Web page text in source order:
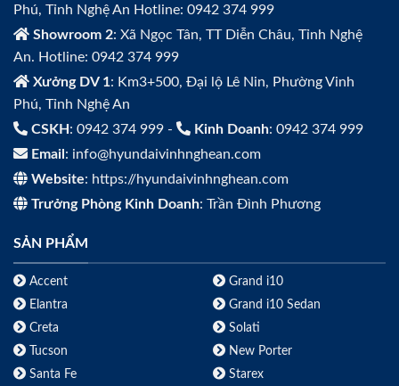
Phú, Tỉnh Nghệ An Hotline: 0942 374 999
Showroom 2: Xã Ngọc Tân, TT Diễn Châu, Tỉnh Nghệ
An. Hotline: 0942 374 999
Xưởng DV 1: Km3+500, Đại lộ Lê Nin, Phường Vinh
Phú, Tỉnh Nghệ An
CSKH : 0942 374 999 - Kinh Doanh: 0942 374 999
Email : info@hyundaivinhnghean.com
Website: https://hyundaivinhnghean.com
Trưởng Phòng Kinh Doanh: Trần Đình Phương
SẢN PHẨM
Accent
Elantra
Creta
Tucson
Santa Fe
Grand i10
Grand i10 Sedan
Solati
New Porter
Starex